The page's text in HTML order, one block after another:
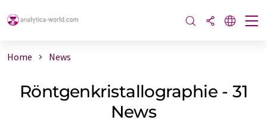
Home News
Röntgenkristallographie - 31
News